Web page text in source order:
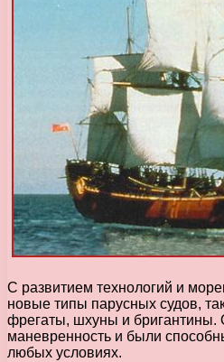
С развитием технологий и
новые типы парусных судов,
фрегаты, шхуны и
маневренность и были
любых условиях.